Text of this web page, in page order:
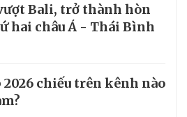
Bali, trở thành hòn
hai châu Á - Thái Bình
2026 chiếu trên kênh nào